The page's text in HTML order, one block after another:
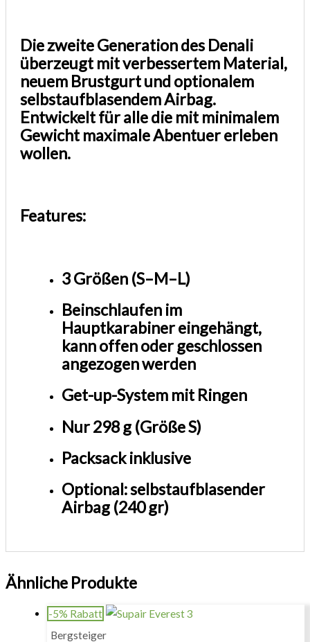
Die zweite Generation des Denali
überzeugt mit verbessertem Material,
neuem Brustgurt und optionalem
selbstaufblasendem Airbag.
Entwickelt für alle die mit minimalem
Gewicht maximale Abentuer erleben
wollen.
Features:
3 Größen (S–M–L)
Beinschlaufen im
Hauptkarabiner eingehängt,
kann offen oder geschlossen
angezogen werden
Get-up-System mit Ringen
Nur 298 g (Größe S)
Packsack inklusive
Optional: selbstaufblasender
Airbag (240 gr)
Ähnliche Produkte
-5% Rabatt
Bergsteiger